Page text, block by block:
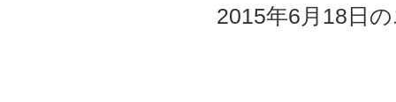
2015年6月18日